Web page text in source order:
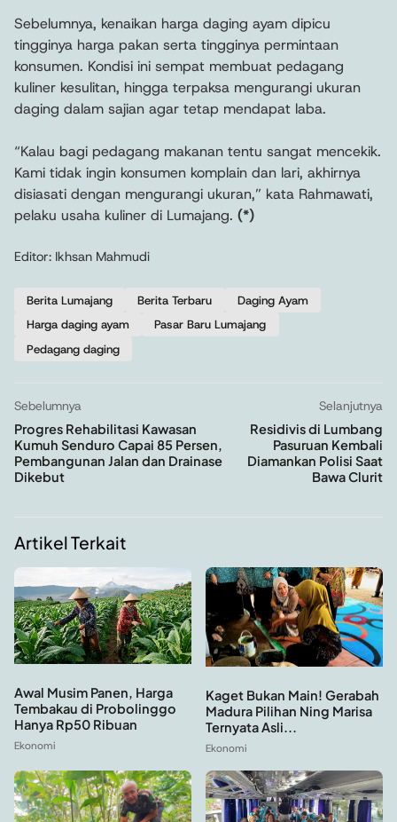
Sebelumnya, kenaikan harga daging ayam dipicu
tingginya harga pakan serta tingginya permintaan
konsumen. Kondisi ini sempat membuat pedagang
kuliner kesulitan, hingga terpaksa mengurangi ukuran
daging dalam sajian agar tetap mendapat laba.
“Kalau bagi pedagang makanan tentu sangat mencekik.
Kami tidak ingin konsumen komplain dan lari, akhirnya
disiasati dengan mengurangi ukuran,” kata Rahmawati,
pelaku usaha kuliner di Lumajang. (*)
Editor: Ikhsan Mahmudi
Berita Lumajang Berita Terbaru
Daging Ayam
Harga daging ayam
Pasar Baru Lumajang
Pedagang daging
Sebelumnya
Progres Rehabilitasi Kawasan
Kumuh Senduro Capai 85 Persen,
Pembangunan Jalan dan Drainase
Dikebut
Selanjutnya
Residivis di Lumbang
Pasuruan Kembali
Diamankan Polisi Saat
Bawa Clurit
Artikel Terkait
Awal Musim Panen, Harga
Tembakau di Probolinggo
Hanya Rp50 Ribuan
Ekonomi
Kaget Bukan Main! Gerabah
Madura Pilihan Ning Marisa
Ternyata Asli...
Ekonomi